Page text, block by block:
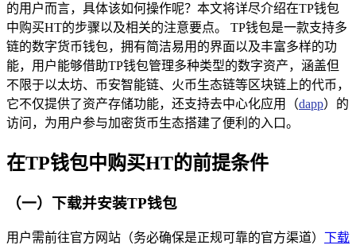
的用户而言，具体该如何操作呢？本文将详尽介绍在TP钱包
中购买HT的步骤以及相关的注意要点。 TP钱包是一款支持多
链的数字货币钱包，拥有简洁易用的界面以及丰富多样的功
能，用户能够借助TP钱包管理多种类型的数字资产，涵盖但
不限于以太坊、币安智能链、火币生态链等区块链上的代币，
它不仅提供了资产存储功能，还支持去中心化应用（dapp）的
访问，为用户参与加密货币生态搭建了便利的入口。
在TP钱包中购买HT的前提条件
（一）下载并安装TP钱包
用户需前往官方网站（务必确保是正规可靠的官方渠道） 下载